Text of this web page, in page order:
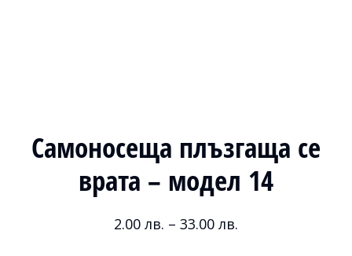
Самоносеща плъзгаща се
врата – модел 14
2.00 лв. – 33.00 лв.